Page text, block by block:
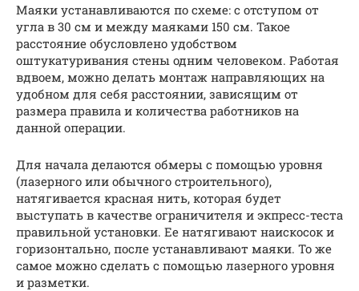
Маяки устанавливаются по схеме: с отступом от
угла в 30 см и между маяками 150 см. Такое
расстояние обусловлено удобством
оштукатуривания стены одним человеком. Работая
вдвоем, можно делать монтаж направляющих на
удобном для себя расстоянии, зависящим от
размера правила и количества работников на
данной операции.
Для начала делаются обмеры с помощью уровня
(лазерного или обычного строительного),
натягивается красная нить, которая будет
выступать в качестве ограничителя и экпресс-теста
правильной установки. Ее натягивают наискосок и
горизонтально, после устанавливают маяки. То же
самое можно сделать с помощью лазерного уровня
и разметки.